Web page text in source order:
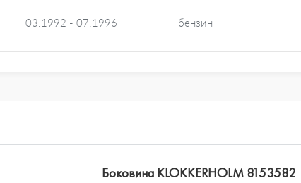
03.1992 - 07.1996 бензин
Боковина KLOKKERHOLM 8153582